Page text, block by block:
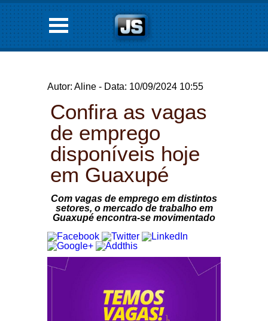
Autor: Aline - Data: 10/09/2024 10:55
Confira as vagas
de emprego
disponíveis hoje
em Guaxupé
Com vagas de emprego em distintos
setores, o mercado de trabalho em
Guaxupé encontra-se movimentado